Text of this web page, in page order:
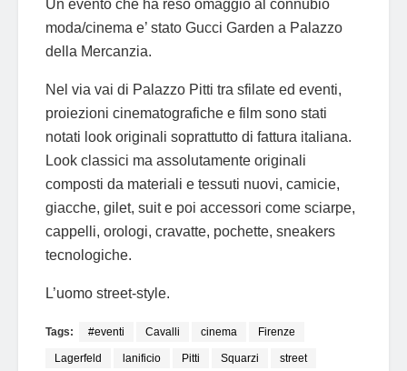
Un evento che ha reso omaggio al connubio
moda/cinema e’ stato Gucci Garden a Palazzo
della Mercanzia.
Nel via vai di Palazzo Pitti tra sfilate ed eventi,
proiezioni cinematografiche e film sono stati
notati look originali soprattutto di fattura italiana.
Look classici ma assolutamente originali
composti da materiali e tessuti nuovi, camicie,
giacche, gilet, suit e poi accessori come sciarpe,
cappelli, orologi, cravatte, pochette, sneakers
tecnologiche.
L’uomo street-style.
Tags: #eventi Cavalli cinema Firenze
Lagerfeld lanificio Pitti Squarzi street